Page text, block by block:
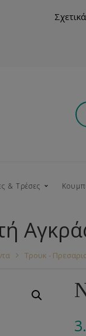
Μεταλλικά
& Τρέσες
Τρουκ -